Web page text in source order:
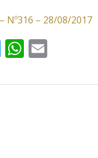
Nº316 – 28/08/2017
Twitter